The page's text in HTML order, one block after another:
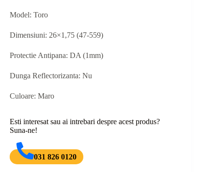
Model: Toro
Dimensiuni: 26×1,75 (47-559)
Protectie Antipana: DA (1mm)
Dunga Reflectorizanta: Nu
Culoare: Maro
Esti interesat sau ai intrebari despre acest produs?
Suna-ne!
031 826 0120